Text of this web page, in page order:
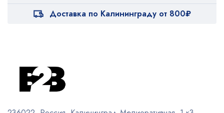
Доставка по Калининграду от 800₽